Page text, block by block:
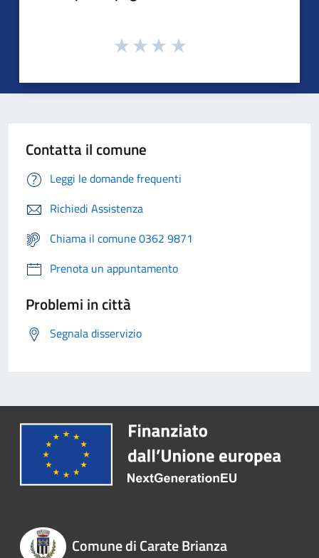
Contatta il comune
Leggi le domande frequenti
Richiedi Assistenza
Chiama il comune 0362 9871
Prenota un appuntamento
Problemi in città
Segnala disservizio
Comune di Carate Brianza